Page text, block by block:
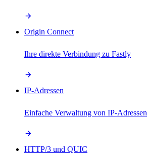
Origin Connect
Ihre direkte Verbindung zu Fastly
IP-Adressen
Einfache Verwaltung von IP-Adressen
HTTP/3 und QUIC